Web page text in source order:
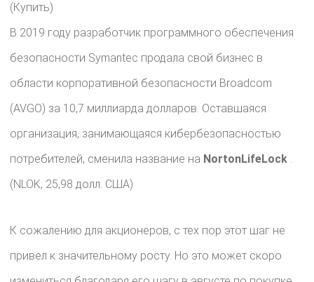
(Купить)
В 2019 году разработчик программного обеспечения
безопасности Symantec продала свой бизнес в
области корпоративной безопасности Broadcom
(AVGO) за 10,7 миллиарда долларов. Оставшаяся
организация, занимающаяся кибербезопасностью
потребителей, сменила название на NortonLifeLock .
(NLOK, 25,98 долл. США)
К сожалению для акционеров, с тех пор этот шаг не
привел к значительному росту. Но это может скоро